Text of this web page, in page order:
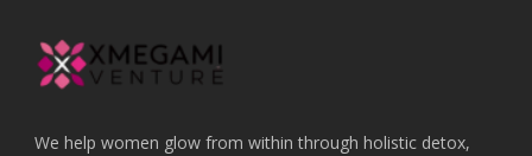
We help women glow from within through holistic detox,